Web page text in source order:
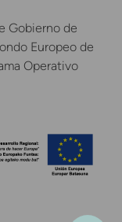
Gobierno de
Europeo de
Operativo